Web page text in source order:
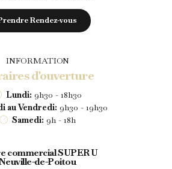
Rendez-vous
INFORMATION
d'ouverture
Lundi: 9h30 - 18h30
au Vendredi: 9h30 - 19h30
Samedi: 9h - 18h
commercial SUPER U
de-Poitou